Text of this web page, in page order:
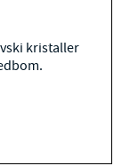
kristaller